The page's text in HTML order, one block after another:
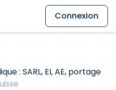
Connexion
: SARL, EI, AE, portage